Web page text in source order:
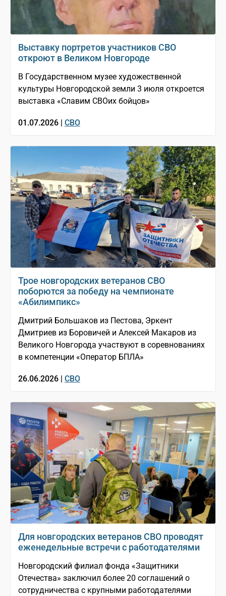
Выставку портретов участников СВО
откроют в Великом Новгороде
В Государственном музее художественной
культуры Новгородской земли 3 июля откроется
выставка «Славим СВОих бойцов»
01.07.2026 | СВО
Трое новгородских ветеранов СВО
поборются за победу на чемпионате
«Абилимпикс»
Дмитрий Большаков из Пестова, Эркент
Дмитриев из Боровичей и Алексей Макаров из
Великого Новгорода участвуют в соревнованиях
в компетенции «Оператор БПЛА»
26.06.2026 | СВО
Для новгородских ветеранов СВО проводят
еженедельные встречи с работодателями
Новгородский филиал фонда «Защитники
Отечества» заключил более 20 соглашений о
сотрудничества с крупными работодателями